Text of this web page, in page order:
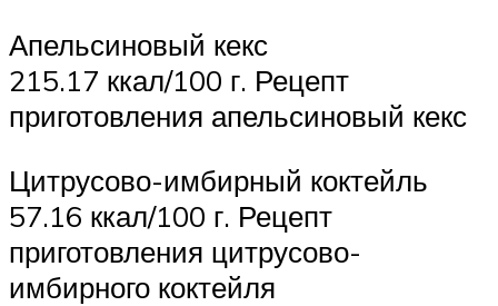
Апельсиновый кекс
215.17 ккал/100 г. Рецепт
приготовления апельсиновый кекс
Цитрусово-имбирный коктейль
57.16 ккал/100 г. Рецепт
приготовления цитрусово-
имбирного коктейля